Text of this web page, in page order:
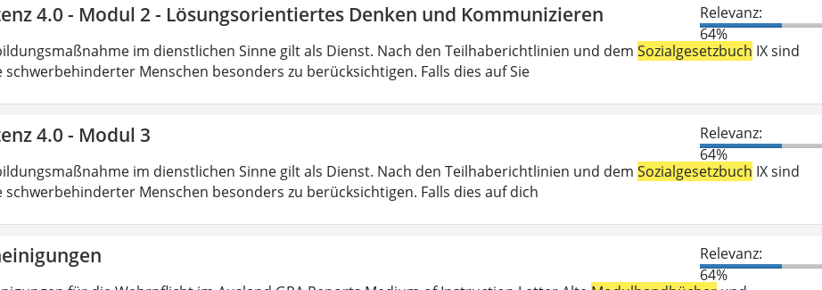
4.0 - Modul 2 - Lösungsorientiertes Denken und Kommunizieren
Relevanz:
64%
im dienstlichen Sinne gilt als Dienst. Nach den Teilhaberichtlinien und dem Sozialgesetzbuch IX sind
schwerbehinderter Menschen besonders zu berücksichtigen. Falls dies auf Sie
4.0 - Modul 3
Relevanz:
64%
im dienstlichen Sinne gilt als Dienst. Nach den Teilhaberichtlinien und dem Sozialgesetzbuch IX sind
schwerbehinderter Menschen besonders zu berücksichtigen. Falls dies auf dich
Relevanz:
64%